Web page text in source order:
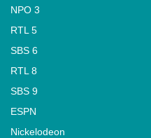
NPO 3
RTL 5
SBS 6
RTL 8
SBS 9
ESPN
Nickelodeon